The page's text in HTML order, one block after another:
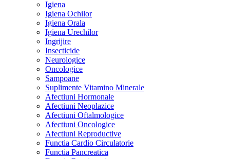
Igiena
Igiena Ochilor
Igiena Orala
Igiena Urechilor
Ingrijire
Insecticide
Neurologice
Oncologice
Sampoane
Suplimente Vitamino Minerale
Afectiuni Hormonale
Afectiuni Neoplazice
Afectiuni Oftalmologice
Afectiuni Oncologice
Afectiuni Reproductive
Functia Cardio Circulatorie
Functia Pancreatica